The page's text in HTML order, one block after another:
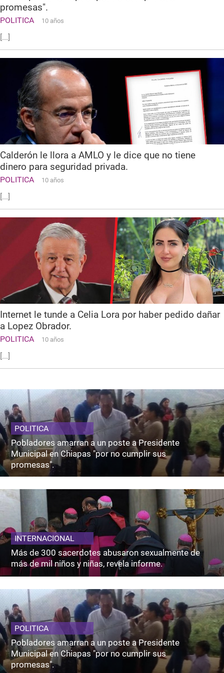
promesas".
POLITICA 10 años
[...]
Calderón le llora a AMLO y le dice que no tiene
dinero para seguridad privada.
POLITICA 10 años
[...]
Internet le tunde a Celia Lora por haber pedido dañar
a Lopez Obrador.
POLITICA 10 años
[...]
POLITICA
Pobladores amarran a un poste a Presidente
Municipal en Chiapas "por no cumplir sus
promesas".
INTERNACIONAL
Más de 300 sacerdotes abusaron sexualmente de
más de mil niños y niñas, revela informe.
POLITICA
Pobladores amarran a un poste a Presidente
Municipal en Chiapas "por no cumplir sus
promesas".